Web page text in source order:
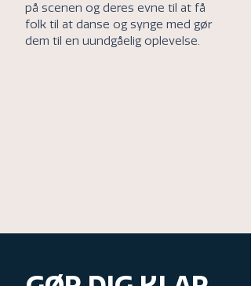
på scenen og deres evne til at få
folk til at danse og synge med gør
dem til en uundgåelig oplevelse.